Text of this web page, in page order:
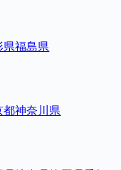
県福島県
都神奈川県